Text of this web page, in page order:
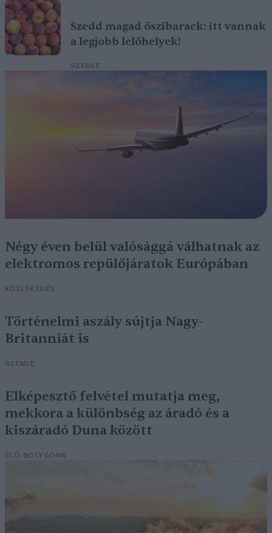
Szedd magad őszibarack: itt vannak
a legjobb lelőhelyek!
SZEMLE
Négy éven belül valósággá válhatnak az
elektromos repülőjáratok Európában
KÖZLEKEDÉS
Történelmi aszály sújtja Nagy-
Britanniát is
SZEMLE
Elképesztő felvétel mutatja meg,
mekkora a különbség az áradó és a
kiszáradó Duna között
ÉLŐ BOLYGÓNK